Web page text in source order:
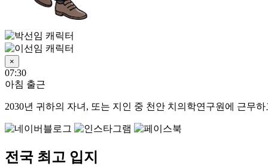
×
07:30
아침 출근
2030년 귀하의 자녀, 또는 지인 중 천안 치의학연구원에 근무
전국 최고 입지